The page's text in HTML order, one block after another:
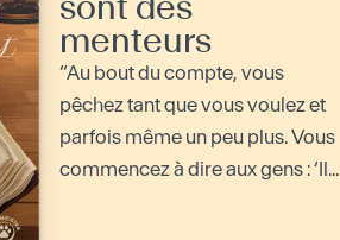
menteurs
“Au bout du compte, vous
pêchez tant que vous voulez et
parfois même un peu plus. Vous
commencez à dire aux gens : ‘Il...